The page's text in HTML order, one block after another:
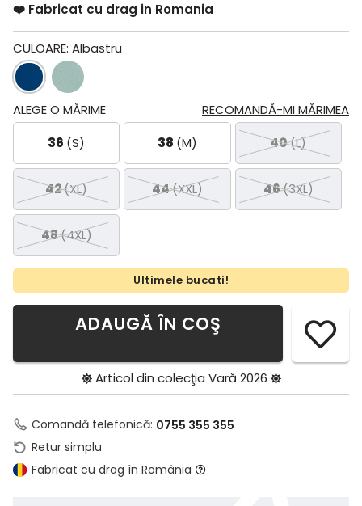
❤️ Fabricat cu drag in Romania
CULOARE: Albastru
RECOMANDĂ-MI MĂRIMEA
ALEGE O MĂRIME
36 (S) 38 (M) 40(L)
42(XL) 44(XXL) 46(3XL)
48(4XL)
Ultimele bucati!
ADAUGĂ ÎN COŞ
Articol din colecţia Vară 2026
Comandă telefonică: 0755 355 355
Retur simplu
Fabricat cu drag în România